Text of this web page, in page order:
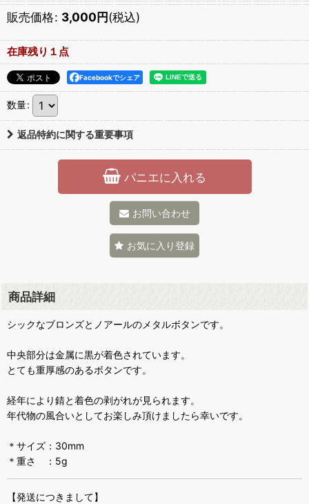
販売価格: 3,000円(税込)
在庫残り１点
Facebookでシェア
数量:
返品特約に関する重要事項
パニエに入れる
お問い合わせ
お気に入り登録
商品詳細
シックなブロンズとノアールのメタルボタンです。
中央部分は金属に黒が着色されています。
とても重厚感のあるボタンです。
経年により錆と着色の剥がれが見られます。
年代物の風合いとしてお楽しみ頂けましたら幸いです。
＊サイズ：30mm
＊重さ ：5g
【発送につきまして】